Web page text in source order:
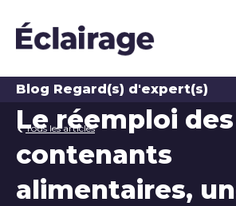
Blog Regard(s) d'expert(s)
Tous les articles
Le réemploi des
contenants
alimentaires,